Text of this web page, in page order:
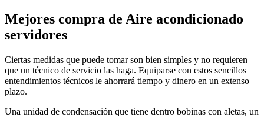
Mejores compra de Aire acondicionado
servidores
Ciertas medidas que puede tomar son bien simples y no requieren
que un técnico de servicio las haga. Equiparse con estos sencillos
entendimientos técnicos le ahorrará tiempo y dinero en un extenso
plazo.
Una unidad de condensación que tiene dentro bobinas con aletas, un